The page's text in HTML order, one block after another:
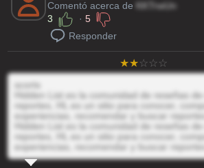
Comentó acerca de
KKTrwUn
3
·5
Responder
scorts
Hidden List es la comunidad de reseñas de
reportes, HL es un sitio para conocer,
experiencias, recomendar y buscar
Hidden List es la comunidad de reseñas de
reportes, HL es un sitio para conocer,
experiencias, recomendar y buscar